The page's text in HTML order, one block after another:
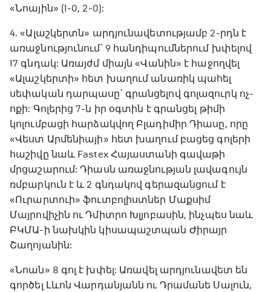
«Նոային» (1-0, 2-0):
4. «Ալաշկերտն» արդյունավետությամբ 2-րդն է
առաջնությունում՝ 9 հանդիպումներում խփելով
17 գնդակ: Առայժմ միայն «Վանին» է հաջողվել
«Ալաշկերտի» հետ խաղում անառիկ պահել
սեփական դարպասը՝ գրանցելով գոլազուրկ ոչ-
ոքի: Գոլերից 7-ն իր օգտին է գրանցել թիմի
կոլումբացի հարձակվող Բլադիմիր Դիասը, որը
«Վեստ Արմենիայի» հետ խաղում բացեց գոլերի
հաշիվը նաև Fastex Հայաստանի գավաթի
մրցաշարում: Դիասն առաջնության լավագույն
ռմբարկուն է և 2 գնդակով գերազանցում է
«Ուրարտուի» ֆուտբոլիստներ Մաքսիմ
Մայրովիչին ու Դմիտրո Խլյոբասին, ինչպես նաև
ԲԿՄԱ-ի նախկին կիսապաշտպան Ժիրայր
Շաղոյանին:
«Նոան» 8 գոլ է խփել: Առավել արդյունավետ են
գործել Լևոն Վարդանյանն ու Դրամանե Սալուն,